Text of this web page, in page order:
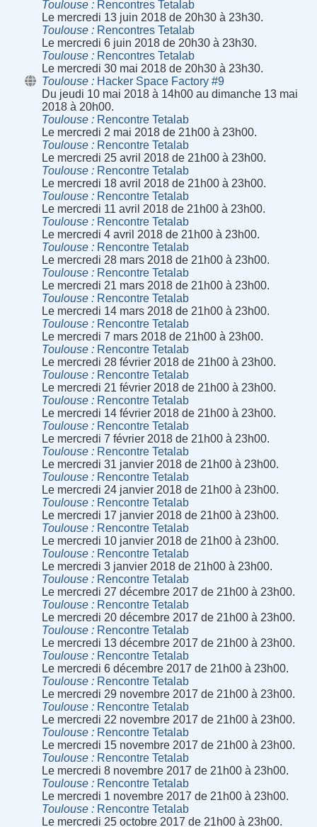
Toulouse
Rencontres Tetalab
Le mercredi 13 juin 2018 de 20h30 à 23h30.
Toulouse
Rencontres Tetalab
Le mercredi 6 juin 2018 de 20h30 à 23h30.
Toulouse
Rencontres Tetalab
Le mercredi 30 mai 2018 de 20h30 à 23h30.
Toulouse
Hacker Space Factory #9
Du jeudi 10 mai 2018 à 14h00 au dimanche 13 mai
2018 à 20h00.
Toulouse
Rencontre Tetalab
Le mercredi 2 mai 2018 de 21h00 à 23h00.
Toulouse
Rencontre Tetalab
Le mercredi 25 avril 2018 de 21h00 à 23h00.
Toulouse
Rencontre Tetalab
Le mercredi 18 avril 2018 de 21h00 à 23h00.
Toulouse
Rencontre Tetalab
Le mercredi 11 avril 2018 de 21h00 à 23h00.
Toulouse
Rencontre Tetalab
Le mercredi 4 avril 2018 de 21h00 à 23h00.
Toulouse
Rencontre Tetalab
Le mercredi 28 mars 2018 de 21h00 à 23h00.
Toulouse
Rencontre Tetalab
Le mercredi 21 mars 2018 de 21h00 à 23h00.
Toulouse
Rencontre Tetalab
Le mercredi 14 mars 2018 de 21h00 à 23h00.
Toulouse
Rencontre Tetalab
Le mercredi 7 mars 2018 de 21h00 à 23h00.
Toulouse
Rencontre Tetalab
Le mercredi 28 février 2018 de 21h00 à 23h00.
Toulouse
Rencontre Tetalab
Le mercredi 21 février 2018 de 21h00 à 23h00.
Toulouse
Rencontre Tetalab
Le mercredi 14 février 2018 de 21h00 à 23h00.
Toulouse
Rencontre Tetalab
Le mercredi 7 février 2018 de 21h00 à 23h00.
Toulouse
Rencontre Tetalab
Le mercredi 31 janvier 2018 de 21h00 à 23h00.
Toulouse
Rencontre Tetalab
Le mercredi 24 janvier 2018 de 21h00 à 23h00.
Toulouse
Rencontre Tetalab
Le mercredi 17 janvier 2018 de 21h00 à 23h00.
Toulouse
Rencontre Tetalab
Le mercredi 10 janvier 2018 de 21h00 à 23h00.
Toulouse
Rencontre Tetalab
Le mercredi 3 janvier 2018 de 21h00 à 23h00.
Toulouse
Rencontre Tetalab
Le mercredi 27 décembre 2017 de 21h00 à 23h00.
Toulouse
Rencontre Tetalab
Le mercredi 20 décembre 2017 de 21h00 à 23h00.
Toulouse
Rencontre Tetalab
Le mercredi 13 décembre 2017 de 21h00 à 23h00.
Toulouse
Rencontre Tetalab
Le mercredi 6 décembre 2017 de 21h00 à 23h00.
Toulouse
Rencontre Tetalab
Le mercredi 29 novembre 2017 de 21h00 à 23h00.
Toulouse
Rencontre Tetalab
Le mercredi 22 novembre 2017 de 21h00 à 23h00.
Toulouse
Rencontre Tetalab
Le mercredi 15 novembre 2017 de 21h00 à 23h00.
Toulouse
Rencontre Tetalab
Le mercredi 8 novembre 2017 de 21h00 à 23h00.
Toulouse
Rencontre Tetalab
Le mercredi 1 novembre 2017 de 21h00 à 23h00.
Toulouse
Rencontre Tetalab
Le mercredi 25 octobre 2017 de 21h00 à 23h00.